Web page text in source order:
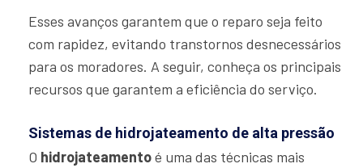
Esses avanços garantem que o reparo seja feito
com rapidez, evitando transtornos desnecessários
para os moradores. A seguir, conheça os principais
recursos que garantem a eficiência do serviço.
Sistemas de hidrojateamento de alta pressão
O hidrojateamentoé uma das técnicas mais